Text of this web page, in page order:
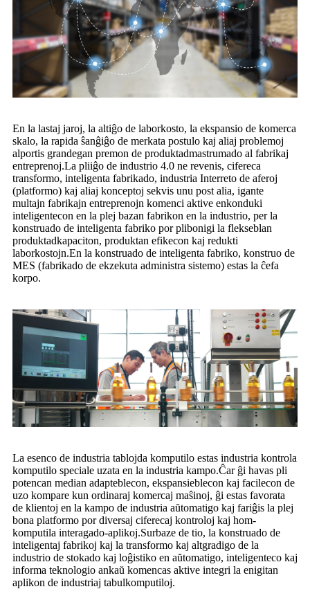
En la lastaj jaroj, la altiĝo de laborkosto, la ekspansio de komerca
skalo, la rapida ŝanĝiĝo de merkata postulo kaj aliaj problemoj
alportis grandegan premon de produktadmastrumado al fabrikaj
entreprenoj.La pliiĝo de industrio 4.0 ne revenis, cifereca
transformo, inteligenta fabrikado, industria Interreto de aferoj
(platformo) kaj aliaj konceptoj sekvis unu post alia, igante
multajn fabrikajn entreprenojn komenci aktive enkonduki
inteligentecon en la plej bazan fabrikon en la industrio, per la
konstruado de inteligenta fabriko por plibonigi la flekseblan
produktadkapaciton, produktan efikecon kaj redukti
laborkostojn.En la konstruado de inteligenta fabriko, konstruo de
MES (fabrikado de ekzekuta administra sistemo) estas la ĉefa
korpo.
La esenco de industria tablojda komputilo estas industria kontrola
komputilo speciale uzata en la industria kampo.Ĉar ĝi havas pli
potencan median adapteblecon, ekspansieblecon kaj facilecon de
uzo kompare kun ordinaraj komercaj maŝinoj, ĝi estas favorata
de klientoj en la kampo de industria aŭtomatigo kaj fariĝis la plej
bona platformo por diversaj ciferecaj kontroloj kaj hom-
komputila interagado-aplikoj.Surbaze de tio, la konstruado de
inteligentaj fabrikoj kaj la transformo kaj altgradigo de la
industrio de stokado kaj loĝistiko en aŭtomatigo, inteligenteco kaj
informa teknologio ankaŭ komencas aktive integri la enigitan
aplikon de industriaj tabulkomputiloj.